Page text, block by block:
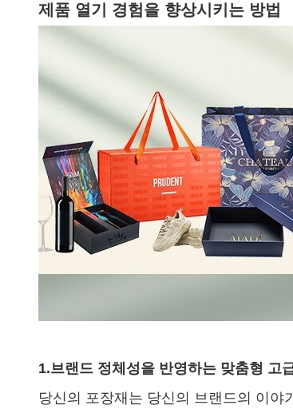
제품 열기 경험을 향상시키는 방법
1.브랜드 정체성을 반영하는 맞춤형 고
당신의 포장재는 당신의 브랜드의 이